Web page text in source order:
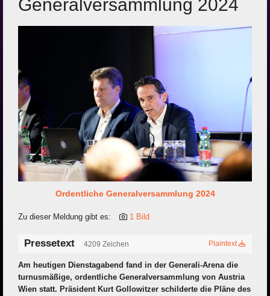
Generalversammlung 2024
Ordentliche Generalversammlung 2024
Zu dieser Meldung gibt es: 1 Bild
Pressetext 4209 Zeichen Plaintext
Am heutigen Dienstagabend fand in der Generali-Arena die
turnusmäßige, ordentliche Generalversammlung von Austria
Wien statt. Präsident Kurt Gollowitzer schilderte die Pläne des